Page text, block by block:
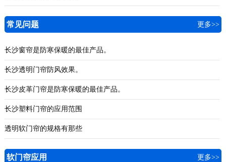
常见问题 更多>>
长沙窗帘是防寒保暖的最佳产品。
长沙透明门帘防风效果。
长沙皮革门帘是防寒保暖的最佳产品。
长沙塑料门帘的应用范围
透明软门帘的规格有那些
软门帘应用 更多>>